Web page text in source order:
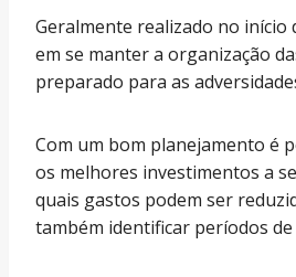
Geralmente realizado no início
em se manter a organização
preparado para as
Com um bom planejamento é
os melhores investimentos a
quais gastos podem ser
também identificar períodos de